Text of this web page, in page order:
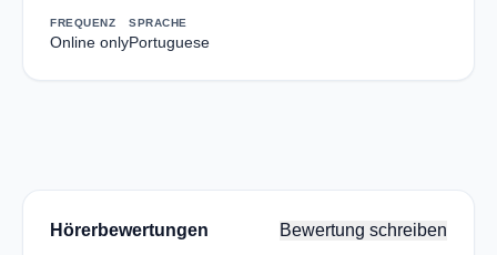
FREQUENZ
Online only
SPRACHE
Portuguese
Hörerbewertungen Bewertung schreiben